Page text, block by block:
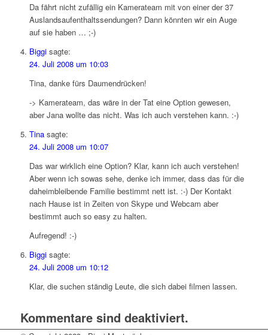
Da fährt nicht zufällig ein Kamerateam mit von einer der 37
Auslandsaufenthaltssendungen? Dann könnten wir ein Auge
auf sie haben … ;-)
Biggi sagte:
24. Juli 2008 um 10:03
Tina, danke fürs Daumendrücken!
-> Kamerateam, das wäre in der Tat eine Option gewesen,
aber Jana wollte das nicht. Was ich auch verstehen kann. :-)
Tina sagte:
24. Juli 2008 um 10:07
Das war wirklich eine Option? Klar, kann ich auch verstehen!
Aber wenn ich sowas sehe, denke ich immer, dass das für die
daheimbleibende Familie bestimmt nett ist. :-) Der Kontakt
nach Hause ist in Zeiten von Skype und Webcam aber
bestimmt auch so easy zu halten.
Aufregend! :-)
Biggi sagte:
24. Juli 2008 um 10:12
Klar, die suchen ständig Leute, die sich dabei filmen lassen.
Kommentare sind deaktiviert.